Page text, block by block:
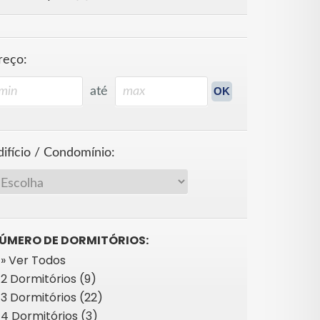
até
/ Condomínio:
DE DORMITÓRIOS:
» Ver Todos
2 Dormitórios (9)
3 Dormitórios (22)
4 Dormitórios (3)